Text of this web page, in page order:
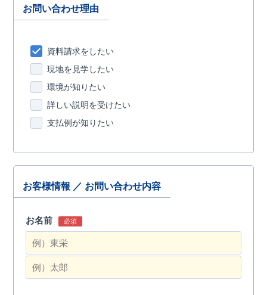
お問い合わせ理由
資料請求をしたい
現地を見学したい
環境が知りたい
詳しい説明を受けたい
支払例が知りたい
お客様情報 ／ お問い合わせ内容
お名前 必須